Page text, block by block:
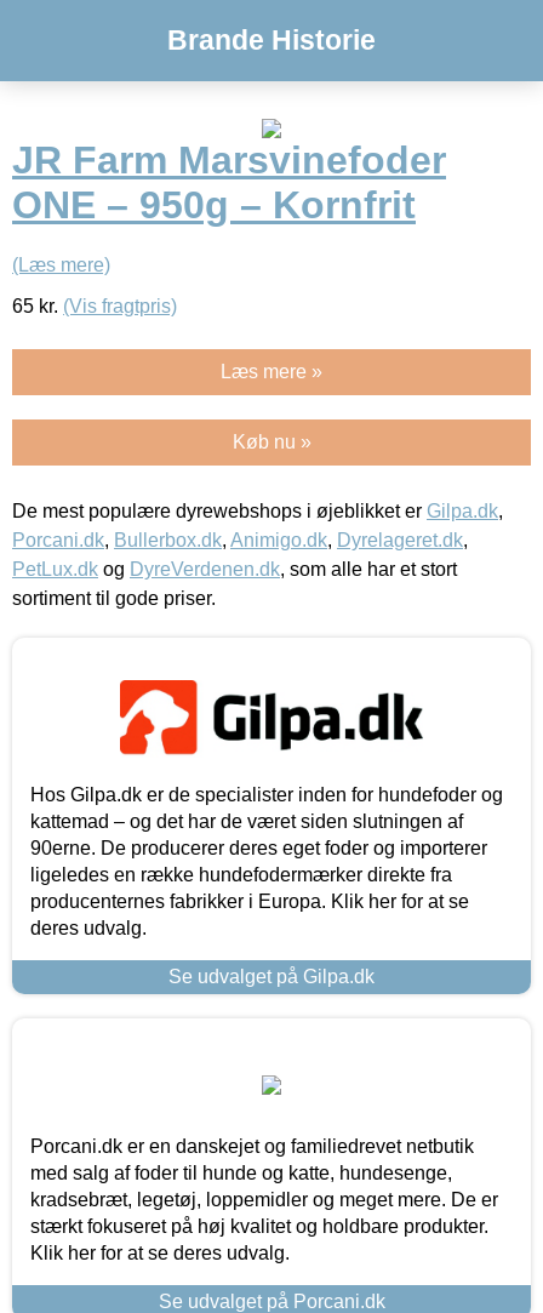
Brande Historie
JR Farm Marsvinefoder
ONE – 950g – Kornfrit
(Læs mere)
65 kr. (Vis fragtpris)
Læs mere »
Køb nu »
De mest populære dyrewebshops i øjeblikket er Gilpa.dk,
Porcani.dk, Bullerbox.dk, Animigo.dk, Dyrelageret.dk,
PetLux.dk og DyreVerdenen.dk, som alle har et stort
sortiment til gode priser.
Hos Gilpa.dk er de specialister inden for hundefoder og
kattemad – og det har de været siden slutningen af
90erne. De producerer deres eget foder og importerer
ligeledes en række hundefodermærker direkte fra
producenternes fabrikker i Europa. Klik her for at se
deres udvalg.
Se udvalget på Gilpa.dk
Porcani.dk er en danskejet og familiedrevet netbutik
med salg af foder til hunde og katte, hundesenge,
kradsebræt, legetøj, loppemidler og meget mere. De er
stærkt fokuseret på høj kvalitet og holdbare produkter.
Klik her for at se deres udvalg.
Se udvalget på Porcani.dk